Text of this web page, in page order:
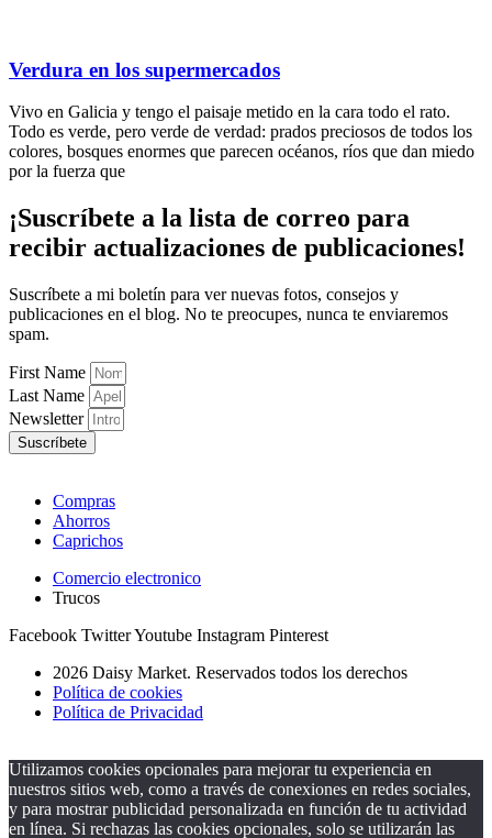
Verdura en los supermercados
Vivo en Galicia y tengo el paisaje metido en la cara todo el rato.
Todo es verde, pero verde de verdad: prados preciosos de todos los
colores, bosques enormes que parecen océanos, ríos que dan miedo
por la fuerza que
¡Suscríbete a la lista de correo para
recibir actualizaciones de publicaciones!
Suscríbete a mi boletín para ver nuevas fotos, consejos y
publicaciones en el blog. No te preocupes, nunca te enviaremos
spam.
First Name
Last Name
Newsletter
Suscríbete
Compras
Ahorros
Caprichos
Comercio electronico
Trucos
Facebook TwitterYoutube Instagram Pinterest
2026 Daisy Market. Reservados todos los derechos
Política de cookies
Política de Privacidad
Utilizamos cookies opcionales para mejorar tu experiencia en
nuestros sitios web, como a través de conexiones en redes sociales,
y para mostrar publicidad personalizada en función de tu actividad
en línea. Si rechazas las cookies opcionales, solo se utilizarán las